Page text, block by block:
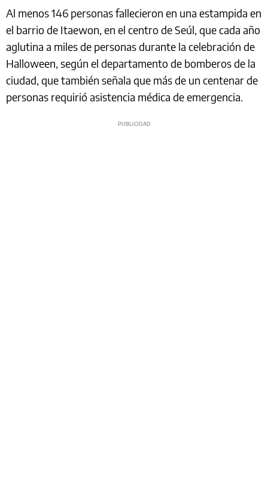
Al menos 146 personas fallecieron en una estampida en
el barrio de Itaewon, en el centro de Seúl, que cada año
aglutina a miles de personas durante la celebración de
Halloween, según el departamento de bomberos de la
ciudad, que también señala que más de un centenar de
personas requirió asistencia médica de emergencia.